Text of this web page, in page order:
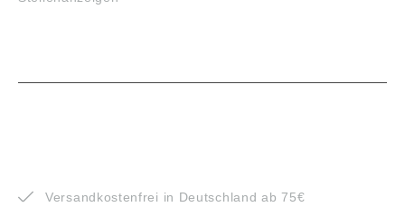
Versandkostenfrei in Deutschland ab 75€